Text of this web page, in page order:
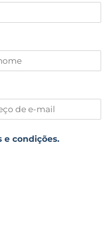
e condições.